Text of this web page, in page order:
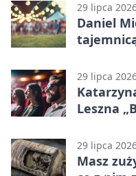
29 lipca
Daniel
29 lipca
Leszna
29 lipca
Masz